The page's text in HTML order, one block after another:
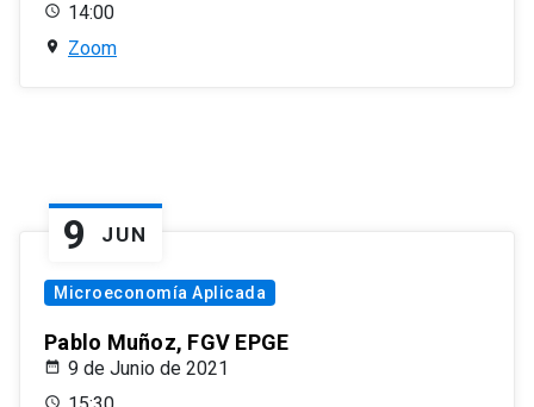
14:00
Zoom
9 JUN
Microeconomía Aplicada
Pablo Muñoz, FGV EPGE
9 de Junio de 2021